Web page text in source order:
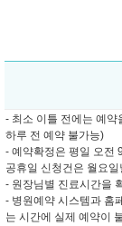
- 최소 이틀 전에는 예약
하루 전 예약 불가능)
- 예약확정은 평일 오전
공휴일 신청건은 월요
- 원장님별 진료시간을
- 병원예약 시스템과 홈
는 시간에 실제 예약이